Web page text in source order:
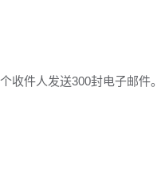
收件人发送300封电子邮件。